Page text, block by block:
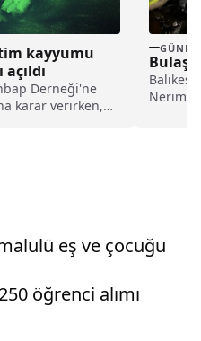
kayyumu
Derneği'ne
karar verirken,
eş ve çocuğu
öğrenci alımı